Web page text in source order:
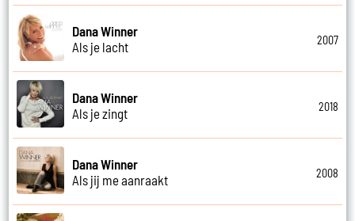
Dana Winner
Als je lacht
2007
Dana Winner
Als je zingt
2018
Dana Winner
Als jij me aanraakt
2008